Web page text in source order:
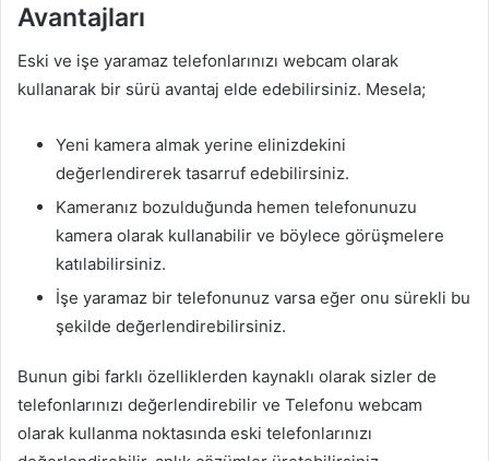
Avantajları
Eski ve işe yaramaz telefonlarınızı webcam olarak
kullanarak bir sürü avantaj elde edebilirsiniz. Mesela;
Yeni kamera almak yerine elinizdekini
değerlendirerek tasarruf edebilirsiniz.
Kameranız bozulduğunda hemen telefonunuzu
kamera olarak kullanabilir ve böylece görüşmelere
katılabilirsiniz.
İşe yaramaz bir telefonunuz varsa eğer onu sürekli bu
şekilde değerlendirebilirsiniz.
Bunun gibi farklı özelliklerden kaynaklı olarak sizler de
telefonlarınızı değerlendirebilir ve Telefonu webcam
olarak kullanma noktasında eski telefonlarınızı